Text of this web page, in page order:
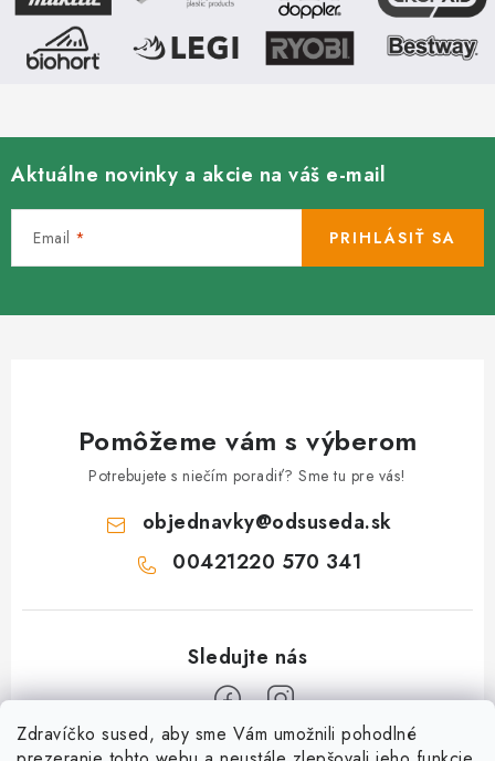
Zdravíčko sused, aby sme Vám umožnili pohodlné
Aktuálne novinky a akcie na váš e-mail
Email PRIHLÁSIŤ SA
Pomôžeme vám s výberom
Potrebujete s niečím poradiť? Sme tu pre vás!
objednavky@odsuseda.sk
00421220 570 341